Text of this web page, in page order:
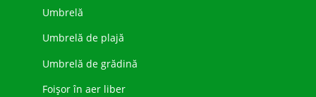
Umbrelă
Umbrelă de plajă
Umbrelă de grădină
Foișor în aer liber